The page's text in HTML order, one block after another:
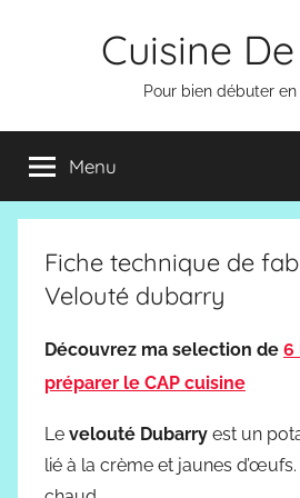
Cuisine
Pour bien débuter en
Menu
Fiche technique de
Velouté dubarry
Découvrez ma selection de 6
préparer le CAP cuisine
Le velouté Dubarry est un
lié à la crème et jaunes